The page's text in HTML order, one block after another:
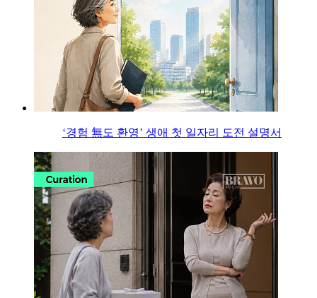
‘경험 無도 환영’ 생애 첫 일자리 도전 설명서